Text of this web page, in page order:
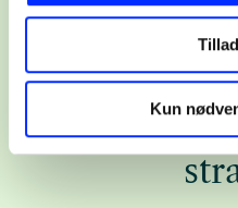
Kun
Få hjælp til